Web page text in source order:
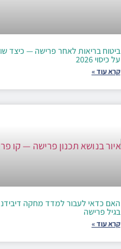
ביטוח בריאות לאחר פרישה — כיצד
על כיסוי 2026
קרא עוד »
האם כדאי לעבור למדד מחקה
בגיל פרישה
קרא עוד »